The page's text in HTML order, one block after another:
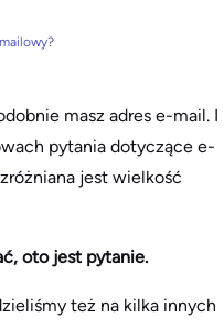
masz adres e-mail. I
pytania dotyczące e-
jest wielkość
oto jest pytanie.
też na kilka innych